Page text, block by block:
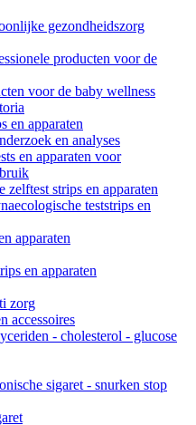
gezondheidszorg
producten voor de
voor de baby wellness
en apparaten
en analyses
en apparaten voor
zelftest strips en apparaten
teststrips en
apparaten
en apparaten
zorg
accessoires
- cholesterol - glucose
sigaret - snurken stop